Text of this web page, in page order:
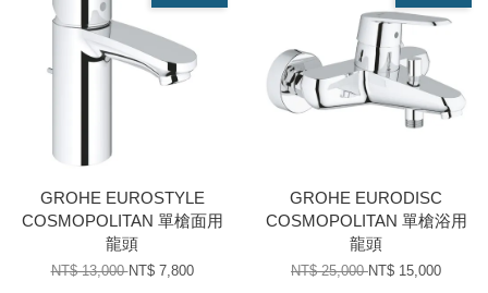
GROHE EUROSTYLE
COSMOPOLITAN 單槍面用
龍頭
NT$ 13,000NT$ 7,800
GROHE EURODISC
COSMOPOLITAN 單槍浴用
龍頭
NT$ 25,000NT$ 15,000